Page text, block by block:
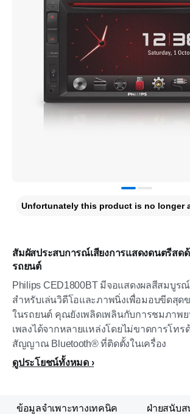
สัมผัสประสบการณ์เสียงการแสดงดนตรีสด
รถยนต์
Philips CED1800BT มีจอแสดงผลสีสมบูร
สำหรับเล่นวิดีโอและภาพนิ่งเพื่อมอบขีดสุด
ในรถยนต์ คุณยังเพลิดเพลินกับการชมภาพ
เพลงได้จากหลายแหล่งโดยไม่ขาดการโทร
สัญญาณ Bluetooth® ที่ติดตั้งในเครื่อง
ดูประโยชน์ทั้งหมด
Unfortunately this product is no longer
ข้อมูลจำเพาะทางเทคนิค ฝ่ายสนับ